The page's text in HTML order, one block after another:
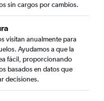
sin cargos por cambios.
visitan anualmente para
Ayudamos a que la
fácil, proporcionando
basados en datos que
decisiones.